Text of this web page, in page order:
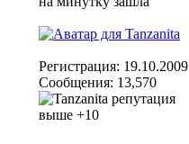
Регистрация: 19.10.2009
Сообщения: 13,570